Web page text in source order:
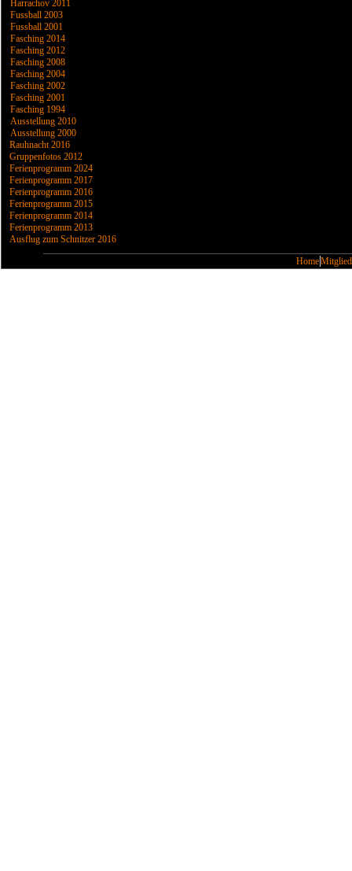
Harrachov 2011
Fussball 2003
Fussball 2001
Fasching 2014
Fasching 2012
Fasching 2008
Fasching 2004
Fasching 2002
Fasching 2001
Fasching 1994
Ausstellung 2010
Ausstellung 2000
Rauhnacht 2016
Gruppenfotos 2012
Ferienprogramm 2024
Ferienprogramm 2017
Ferienprogramm 2016
Ferienprogramm 2015
Ferienprogramm 2014
Ferienprogramm 2013
Ausflug zum Schnitzer 2016
Home